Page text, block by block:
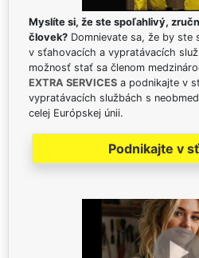
Myslíte si, že ste spoľahlivý,
človek? Domnievate sa, že by ste
v sťahovacích a vypratávacích
možnosť stať sa členom
EXTRA SERVICES a podnikajte v
vypratávacích službách s
celej Európskej únii.
Podnikajte v